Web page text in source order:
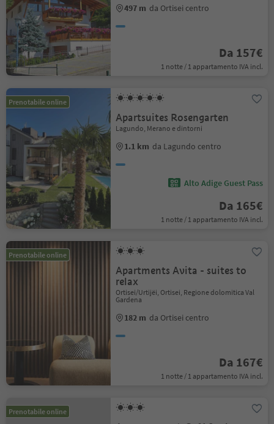
497 m da Ortisei centro
Da 157€
1 notte / 1 appartamento IVA incl.
Prenotabile online
Apartsuites Rosengarten
Lagundo, Merano e dintorni
1.1 km da Lagundo centro
Alto Adige Guest Pass
Da 165€
1 notte / 1 appartamento IVA incl.
Prenotabile online
Apartments Avita - suites to
relax
Ortisei/Urtijëi, Ortisei, Regione dolomitica Val
Gardena
182 m da Ortisei centro
Da 167€
1 notte / 1 appartamento IVA incl.
Prenotabile online